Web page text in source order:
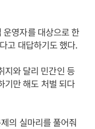
영자를 대상으로 한
고 대답하기도 했다.
지와 달리 민간인 등
기만 해도 처벌 되다
의 실마리를 풀어줘